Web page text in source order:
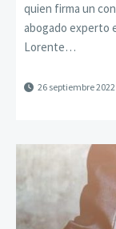
quien firma un
abogado experto
Lorente…
26 septiembre 2022